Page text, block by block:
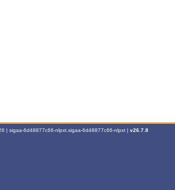
| sigaa-6d48877c66-nlpxt.sigaa-6d48877c66-nlpxt | v26.7.8